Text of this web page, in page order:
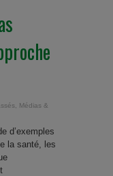
Médias &
d’exemples
la santé, les